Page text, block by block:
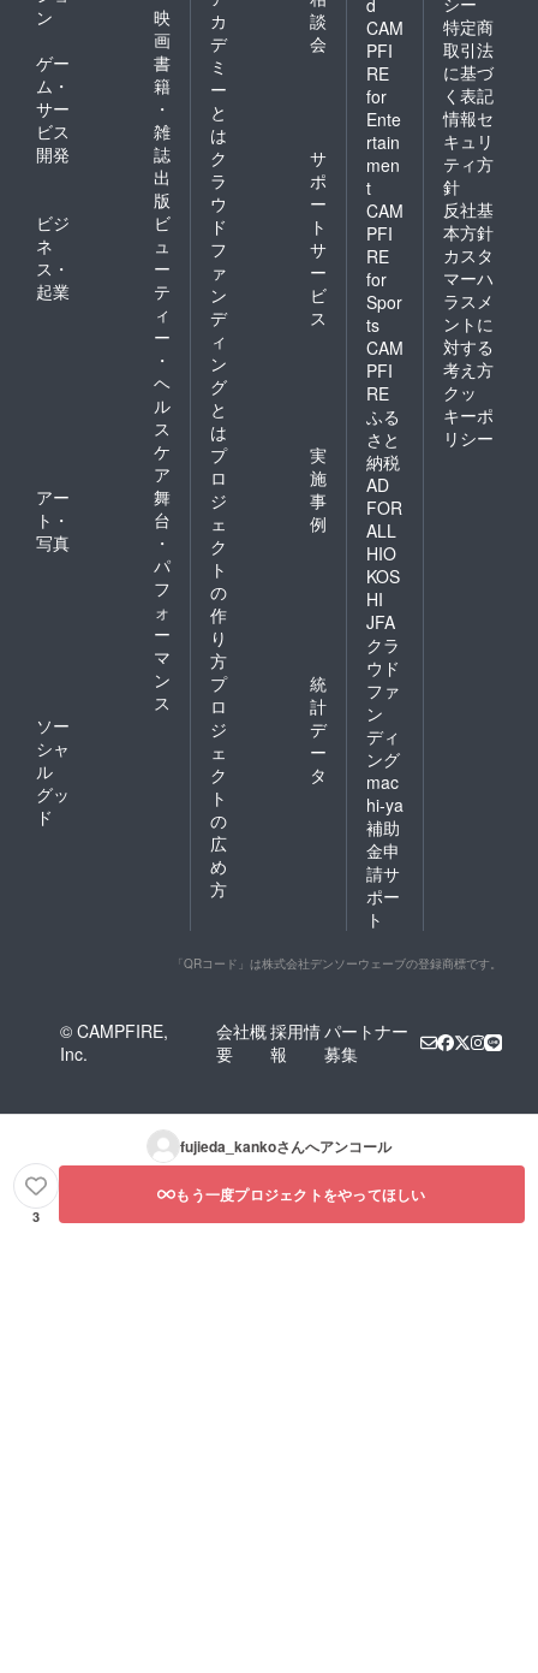
ン
映
画
ゲー
ム・
サー
ビス
開発
書
籍
・
雑
誌
出
版
ビジ
ネ
ス・
起業
ビ
ュ
ー
テ
ィ
ー
・
ヘ
ル
ス
ケ
ア
アー
ト・
写真
舞
台
・
パ
フ
ォ
ー
マ
ン
ス
ソー
シャ
ル
グッ
ド
カ
デ
ミ
ー
と
は
談
会
ク
ラ
ウ
ド
フ
ァ
ン
デ
ィ
ン
グ
と
は
サ
ポ
ー
ト
サ
ー
ビ
ス
プ
ロ
ジ
ェ
ク
ト
の
作
り
方
実
施
事
例
プ
ロ
ジ
ェ
ク
ト
の
広
め
方
統
計
デ
ー
タ
d
CAM
PFI
RE
for
Ente
rtain
men
t
CAM
PFI
RE
for
Spor
ts
CAM
PFI
RE
ふる
さと
納税
AD
FOR
ALL
HIO
KOS
HI
JFA
クラ
ウド
ファ
ン
ディ
ング
mac
hi-ya
補助
金申
請サ
ポー
ト
特定商
取引法
に基づ
く表記
情報セ
キュリ
ティ方
針
反社基
本方針
カスタ
マーハ
ラスメ
ントに
対する
考え方
クッ
キーポ
リシー
「QRコード」は株式会社デンソーウェーブの登録商標です。
© CAMPFIRE,
Inc.
会社概
要
採用情
報
パートナー
募集
fujieda_kankoさんへアンコール
3
もう一度プロジェクトをやってほしい